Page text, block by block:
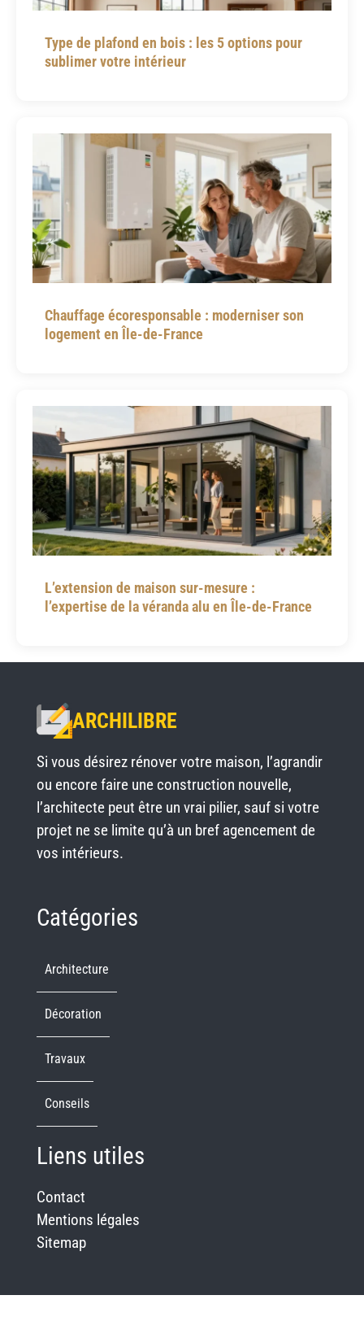
Type de plafond en bois : les 5 options pour
sublimer votre intérieur
Chauffage écoresponsable : moderniser son
logement en Île-de-France
L’extension de maison sur-mesure :
l’expertise de la véranda alu en Île-de-France
ARCHILIBRE
Si vous désirez rénover votre maison, l’agrandir
ou encore faire une construction nouvelle,
l’architecte peut être un vrai pilier, sauf si votre
projet ne se limite qu’à un bref agencement de
vos intérieurs.
Catégories
Architecture
Décoration
Travaux
Conseils
Liens utiles
Contact
Mentions légales
Sitemap